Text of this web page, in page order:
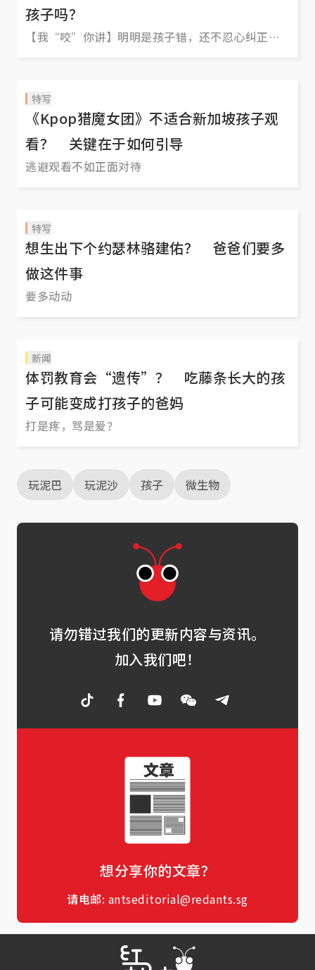
孩子吗？
【我“咬”你讲】明明是孩子错，还不忍心纠正？
果反而让他们错失真正成长的机会？来听听街坊们
怎么说。
特写
《Kpop猎魔女团》不适合新加坡孩子观
看？ 关键在于如何引导
逃避观看不如正面对待
特写
想生出下个约瑟林骆建佑？ 爸爸们要多
做这件事
要多动动
新闻
体罚教育会“遗传”？ 吃藤条长大的孩
子可能变成打孩子的爸妈
打是疼，骂是爱？
玩泥巴 玩泥沙 孩子 微生物
请勿错过我们的更新内容与资讯。
加入我们吧！
想分享你的文章？
请电邮: antseditorial@redants.sg